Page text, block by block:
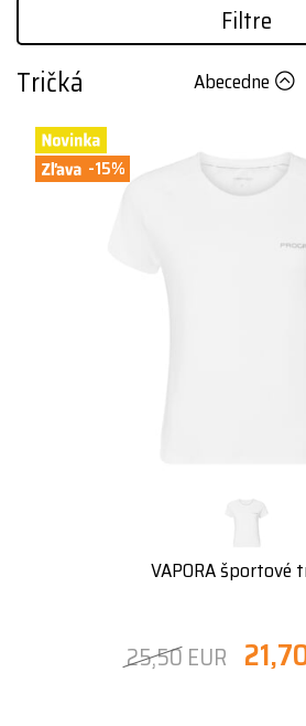
Filtre
Tričká Abecedne
-15%
VAPORA športové
25,50 EUR